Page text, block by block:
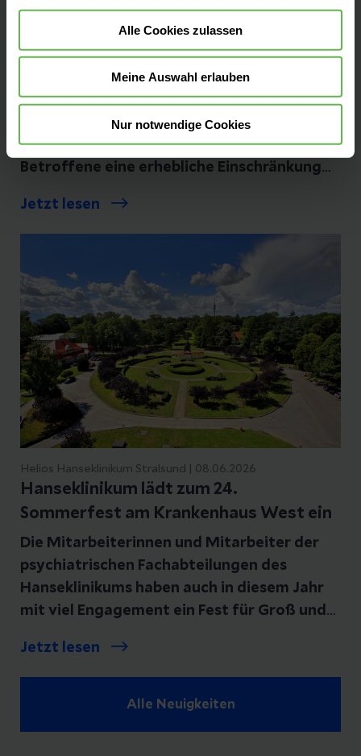
Alle Cookies zulassen
Meine Auswahl erlauben
Nur notwendige Cookies
Patientenakademie: Chronische
Wirbelsäulenbeschwerden und
Chronische Rückenschmerzen zählen zu den
häufigsten gesundheitlichen Beschwerden
in Deutschland und bedeuten für viele
Betroffene eine erhebliche Einschränkung
moderne Behandlungsmöglichkeiten zu
informieren, lädt das Helios Hanseklinikum
Patientenakademie ein. Der Vortrag findet
am Donnerstag, den 18. Juni um 18:00 Uhr in
der Cafeteria im Krankenhaus am Sund
statt.
Jetzt lesen
Helios Hanseklinikum Stralsund | 08.06.2026
Hanseklinikum lädt zum 24.
Sommerfest am Krankenhaus West ein
Die Mitarbeiterinnen und Mitarbeiter der
psychiatrischen Fachabteilungen des
Hanseklinikums haben auch in diesem Jahr
mit viel Engagement ein Fest für Groß und
11. Juni 2026 von 14:00 bis 17:00 Uhr
erwartet die Besucherinnen und Besucher
am Krankenhauses West ein
Jetzt lesen
Alle Neuigkeiten